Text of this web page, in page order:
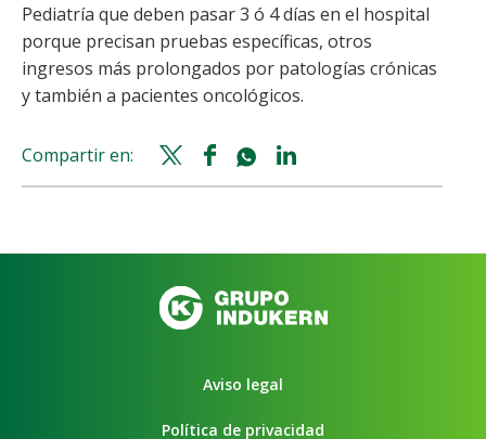
Pediatría que deben pasar 3 ó 4 días en el hospital
porque precisan pruebas específicas, otros
ingresos más prolongados por patologías crónicas
y también a pacientes oncológicos.
Compartir en:
Twitter
share
Facebook
share
Whatsapp
shareshare
Aviso legal
Política de privacidad